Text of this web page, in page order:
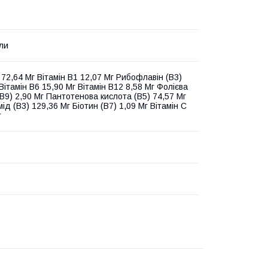
72,64 Мг Вітамін В1 12,07 Мг Рибофлавін (В3)
В6 15,90 Мг Вітамін В12 8,58 Мг Фолієва
2,90 Мг Пантотенова кислота (В5) 74,57 Мг
(В3) 129,36 Мг Біотин (В7) 1,09 Мг Вітамін С